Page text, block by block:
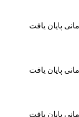
پایان یافت
پایان یافت
پایان یافت